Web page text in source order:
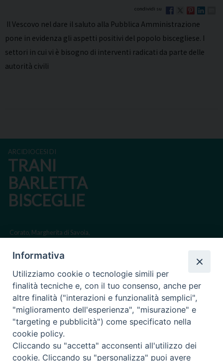
Il Vescovo nel dare il saluto alla Pubblica Amministrazione
pone in evidenza gli aspetti positivi del popolo biscegliese. I
settori in cui vi è bisogno di interventi radicati da parte delle
autorità civili
ARCIDIOCESI DI
TRANI
BARLETTA
BISCEGLIE
Corato, Margherita di Savoia,
Regione ecclesiastica Puglia
Via Beltrani, 9
76125 Trani BT
Centralino Tel. 0883 494211
Cancelleria Tel. 0883 494204
Informativa
Utilizziamo cookie o tecnologie simili per
finalità tecniche e, con il tuo consenso, anche per
altre finalità ("interazioni e funzionalità semplici",
"miglioramento dell'esperienza", "misurazione" e
"targeting e pubblicità") come specificato nella
cookie policy.
Cliccando su "accetta" acconsenti all'utilizzo dei
cookie. Cliccando su "personalizza" puoi avere